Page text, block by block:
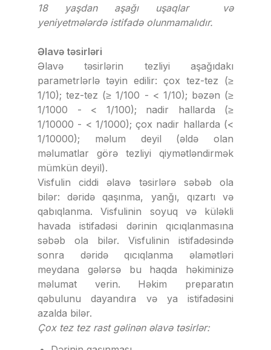
18 yaşdan aşağı uşaqlar və
yeniyetmələrdə istifadə olunmamalıdır.
Əlavə təsirləri
Əlavə təsirlərin tezliyi aşağıdakı
parametrlərlə təyin edilir: çox tez-tez (≥
1/10); tez-tez (≥ 1/100 - < 1/10); bəzən (≥
1/1000 - < 1/100); nadir hallarda (≥
1/10000 - < 1/1000); çox nadir hallarda (<
1/10000); məlum deyil (əldə olan
məlumatlar görə tezliyi qiymətləndirmək
mümkün deyil).
Visfulin ciddi əlavə təsirlərə səbəb ola
bilər: dəridə qaşınma, yanğı, qızartı və
qabıqlanma. Visfulinin soyuq və küləkli
havada istifadəsi dərinin qıcıqlanmasına
səbəb ola bilər. Visfulinin istifadəsində
sonra dəridə qıcıqlanma əlamətləri
meydana gələrsə bu haqda həkiminizə
məlumat verin. Həkim preparatın
qəbulunu dayandıra və ya istifadəsini
azalda bilər.
Çox tez tez rast gəlinən əlavə təsirlər: